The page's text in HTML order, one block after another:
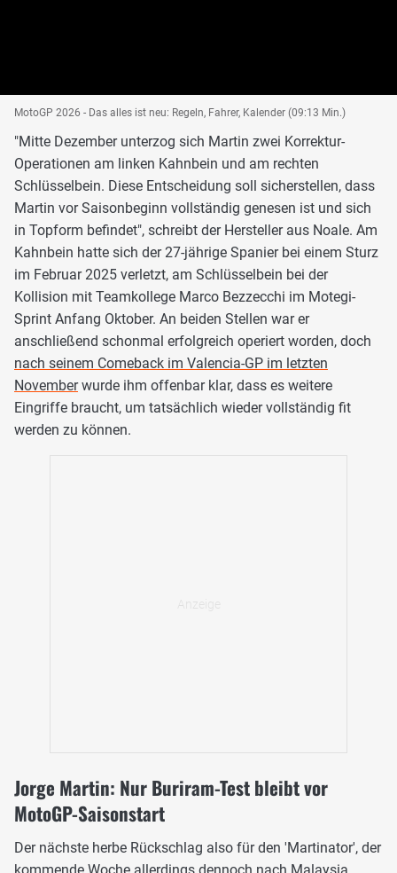
MotoGP 2026 - Das alles ist neu: Regeln, Fahrer, Kalender (09:13 Min.)
"Mitte Dezember unterzog sich Martin zwei Korrektur-
Operationen am linken Kahnbein und am rechten
Schlüsselbein. Diese Entscheidung soll sicherstellen, dass
Martin vor Saisonbeginn vollständig genesen ist und sich
in Topform befindet", schreibt der Hersteller aus Noale. Am
Kahnbein hatte sich der 27-jährige Spanier bei einem Sturz
im Februar 2025 verletzt, am Schlüsselbein bei der
Kollision mit Teamkollege Marco Bezzecchi im Motegi-
Sprint Anfang Oktober. An beiden Stellen war er
anschließend schonmal erfolgreich operiert worden, doch
nach seinem Comeback im Valencia-GP im letzten
Novemberwurde ihm offenbar klar, dass es weitere
Eingriffe braucht, um tatsächlich wieder vollständig fit
werden zu können.
Jorge Martin: Nur Buriram-Test bleibt vor
MotoGP-Saisonstart
Der nächste herbe Rückschlag also für den 'Martinator', der